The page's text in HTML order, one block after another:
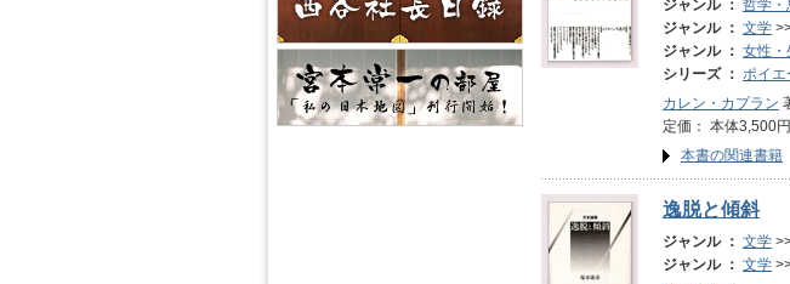
ジャンル ： 哲学・
ジャンル ： 文学
ジャンル ： 女性・
シリーズ ： ポイエ
カレン・カプラン
定価： 本体
本書の関連書籍
逸脱と傾斜
ジャンル ： 文学
ジャンル ： 文学